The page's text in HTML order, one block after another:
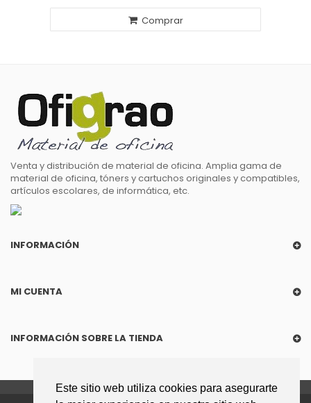
Este sitio web utiliza cookies para asegurarte
Comprar
Venta y distribución de material de oficina. Amplia gama de
material de oficina, tóners y cartuchos originales y compatibles,
artículos escolares, de informática, etc.
INFORMACIÓN
MI CUENTA
INFORMACIÓN SOBRE LA TIENDA